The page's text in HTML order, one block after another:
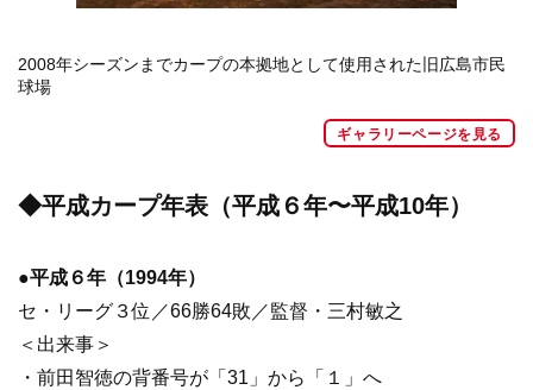
2008年シーズンまでカープの本拠地として使用された旧広島市民
球場
ギャラリーページを見る
◆平成カープ年表（平成６年〜平成10年）
●平成６年（1994年）
セ・リーグ３位／66勝64敗／監督・三村敏之
＜出来事＞
・前田智徳の背番号が「31」から「１」へ